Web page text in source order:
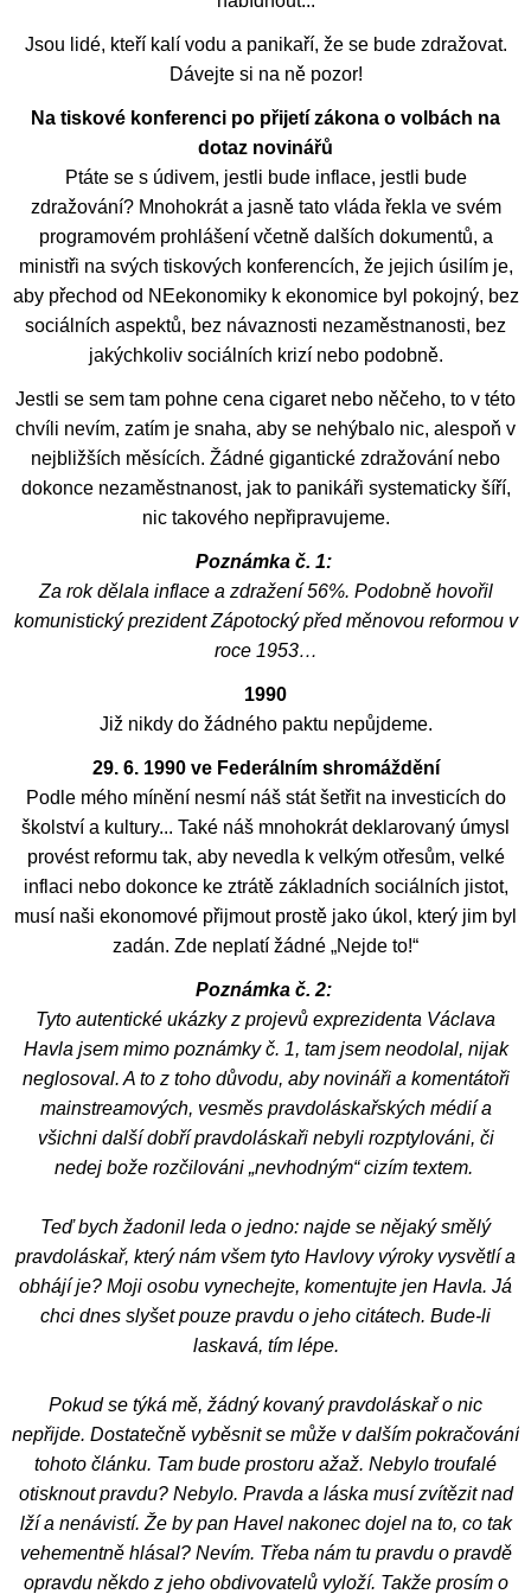
Jsou lidé, kteří kalí vodu a panikaří, že se bude zdražovat.
Dávejte si na ně pozor!
Na tiskové konferenci po přijetí zákona o volbách na
dotaz novinářů
Ptáte se s údivem, jestli bude inflace, jestli bude
zdražování? Mnohokrát a jasně tato vláda řekla ve svém
programovém prohlášení včetně dalších dokumentů, a
ministři na svých tiskových konferencích, že jejich úsilím je,
aby přechod od NEekonomiky k ekonomice byl pokojný, bez
sociálních aspektů, bez návaznosti nezaměstnanosti, bez
jakýchkoliv sociálních krizí nebo podobně.
Jestli se sem tam pohne cena cigaret nebo něčeho, to v této
chvíli nevím, zatím je snaha, aby se nehýbalo nic, alespoň v
nejbližších měsících. Žádné gigantické zdražování nebo
dokonce nezaměstnanost, jak to panikáři systematicky šíří,
nic takového nepřipravujeme.
Poznámka č. 1:
Za rok dělala inflace a zdražení 56%. Podobně hovořil
komunistický prezident Zápotocký před měnovou reformou v
roce 1953…
1990
Již nikdy do žádného paktu nepůjdeme.
29. 6. 1990 ve Federálním shromáždění
Podle mého mínění nesmí náš stát šetřit na investicích do
školství a kultury... Také náš mnohokrát deklarovaný úmysl
provést reformu tak, aby nevedla k velkým otřesům, velké
inflaci nebo dokonce ke ztrátě základních sociálních jistot,
musí naši ekonomové přijmout prostě jako úkol, který jim byl
zadán. Zde neplatí žádné „Nejde to!“
Poznámka č. 2:
Tyto autentické ukázky z projevů exprezidenta Václava
Havla jsem mimo poznámky č. 1, tam jsem neodolal, nijak
neglosoval. A to z toho důvodu, aby novináři a komentátoři
mainstreamových, vesměs pravdoláskařských médií a
všichni další dobří pravdoláskaři nebyli rozptylováni, či
nedej bože rozčilováni „nevhodným“ cizím textem.
Teď bych žadonil leda o jedno: najde se nějaký smělý
pravdoláskař, který nám všem tyto Havlovy výroky vysvětlí a
obhájí je? Moji osobu vynechejte, komentujte jen Havla. Já
chci dnes slyšet pouze pravdu o jeho citátech. Bude-li
laskavá, tím lépe.
Pokud se týká mě, žádný kovaný pravdoláskař o nic
nepřijde. Dostatečně vyběsnit se může v dalším pokračování
tohoto článku. Tam bude prostoru ažaž. Nebylo troufalé
otisknout pravdu? Nebylo. Pravda a láska musí zvítězit nad
lží a nenávistí. Že by pan Havel nakonec dojel na to, co tak
vehementně hlásal? Nevím. Třeba nám tu pravdu o pravdě
opravdu někdo z jeho obdivovatelů vyloží. Takže prosím o